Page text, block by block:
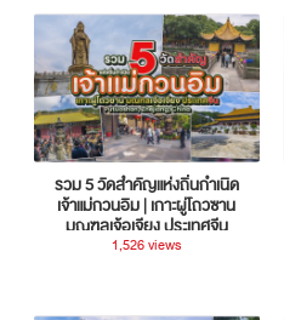
รวม 5 วัดสำคัญแห่งถิ่นกำเนิด
เจ้าแม่กวนอิม | เกาะผู่โถวซาน
มณฑลเจ้อเจียง ประเทศจีน
1,526 views